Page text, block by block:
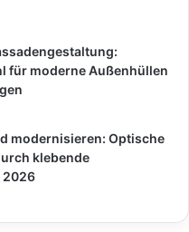
für moderne Außenhüllen
modernisieren: Optische
klebende
2026